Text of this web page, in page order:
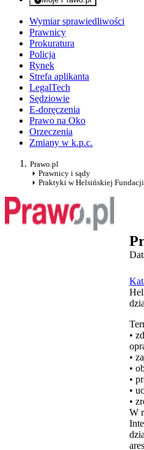
- rejestracja i
Wymiar sprawiedliwości
Prawnicy
Prokuratura
Policja
Rynek
Strefa aplikanta
LegalTech
Sędziowie
E-doręczenia
Prawo na Oko
Orzeczenia
Zmiany w k.p.c.
Prawo.pl
Prawnicy i sądy
Praktyki w Helsińskiej Fundacji
•
•
•
•
•
•
W